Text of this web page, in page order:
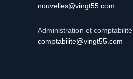
nouvelles@vingt55.com
Administration et comptabilité
comptabilite@vingt55.com